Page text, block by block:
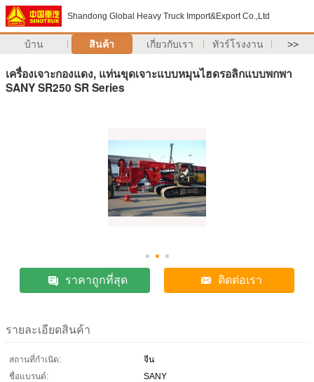
Shandong Global Heavy Truck Import&Export Co.,Ltd
บ้าน สินค้า เกี่ยวกับเรา ทัวร์โรงงาน >>
เครื่องเจาะกองแดง, แท่นขุดเจาะแบบหมุนไฮดรอลิกแบบพกพา
SANY SR250 SR Series
ราคาถูกที่สุด ติดต่อเรา
รายละเอียดสินค้า
สถานที่กำเนิด:
จีน
ชื่อแบรนด์:
SANY